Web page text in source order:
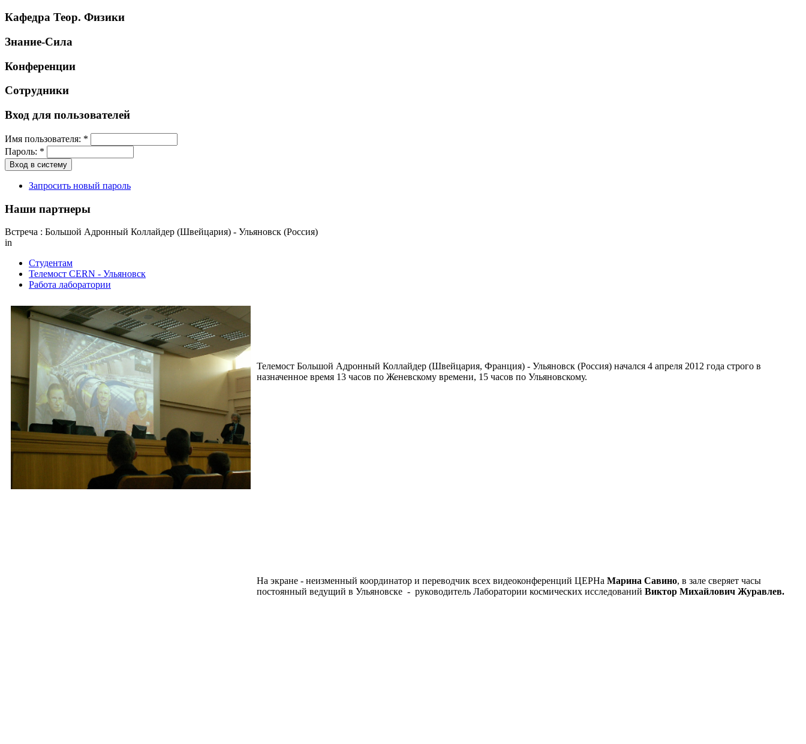
Кафедра Теор. Физики
Знание-Сила
Конференции
Сотрудники
Вход для пользователей
Имя пользователя: *
Пароль: *
Запросить новый пароль
Наши партнеры
Встреча : Большой Адронный Коллайдер (Швейцария) - Ульяновск (Россия)
in
Студентам
Телемост CERN - Ульяновск
Работа лаборатории
Телемост Большой Адронный Коллайдер (Швейцария, Франция) - Ульяновск (Россия) начался 4 апреля 2012 года строго в
назначенное время 13 часов по Женевскому времени, 15 часов по Ульяновскому.
На экране - неизменный координатор и переводчик всех видеоконференций ЦЕРНа Марина Савино, в зале сверяет часы
постоянный ведущий в Ульяновске - руководитель Лаборатории космических исследований Виктор Михайлович Журавлев.